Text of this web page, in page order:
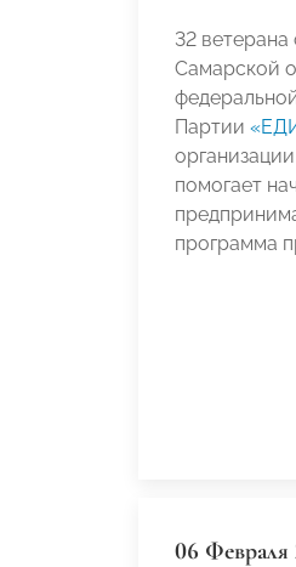
32
Самарской
Партии
организации
помогает
программа
06 Февраля